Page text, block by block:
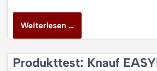
Weiterlesen …
Produkttest: Knauf